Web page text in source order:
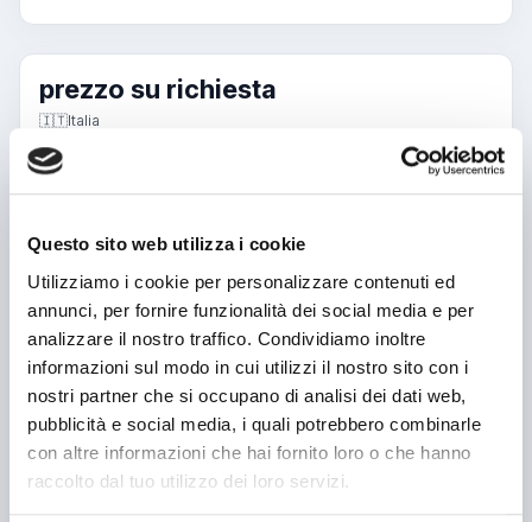
Questo sito web utilizza i cookie
Utilizziamo i cookie per personalizzare contenuti ed
annunci, per fornire funzionalità dei social media e per
analizzare il nostro traffico. Condividiamo inoltre
informazioni sul modo in cui utilizzi il nostro sito con i
nostri partner che si occupano di analisi dei dati web,
pubblicità e social media, i quali potrebbero combinarle
con altre informazioni che hai fornito loro o che hanno
raccolto dal tuo utilizzo dei loro servizi.
prezzo su richiesta
🇮🇹Italia
CRISTIAN
Messaggio
Nome o azienda
Telefono